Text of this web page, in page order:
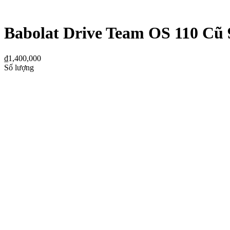
Babolat Drive Team OS 110 Cũ
₫1,400,000
Số lượng